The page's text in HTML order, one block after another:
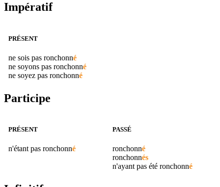
Impératif
PRÉSENT
ne sois pas ronchonné
ne soyons pas ronchonné
ne soyez pas ronchonné
Participe
PRÉSENT
n'étant pas ronchonné
PASSÉ
ronchonné
ronchonnés
n'ayant pas été ronchonné